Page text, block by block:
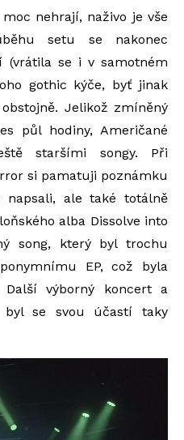
nehrají, naživo je vše
setu se nakonec
(vrátila se i v samotném
gothic kýče, byť jinak
Jelikož zmíněný
půl hodiny, Američané
staršími songy. Při
si pamatuji poznámku
ale také totálně
alba Dissolve into
song, který byl trochu
EP, což byla
výborný koncert a
byl se svou účastí taky